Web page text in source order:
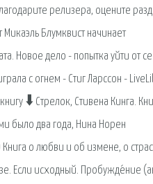
релизера, оцените
Блумквист начинает
Новое дело - попытка уйти от
с огнем - Стиг Ларссон -
🠳 Стрелок, Стивена Кинга.
было два года, Нина Норен
о любви и об измене, о
Если исходный. Пробужде́ние